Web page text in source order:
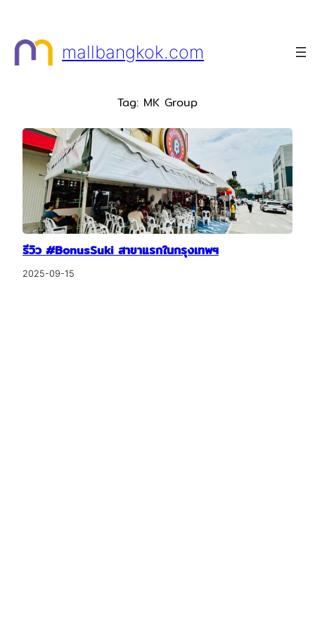
content
mallbangkok.com
Tag: MK Group
รีวิว #BonusSuki สาขาแรกในกรุงเทพฯ
2025-09-15